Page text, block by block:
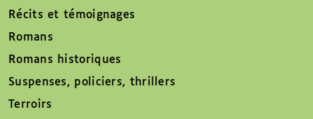
Récits et témoignages
Romans
Romans historiques
Suspenses, policiers, thrillers
Terroirs